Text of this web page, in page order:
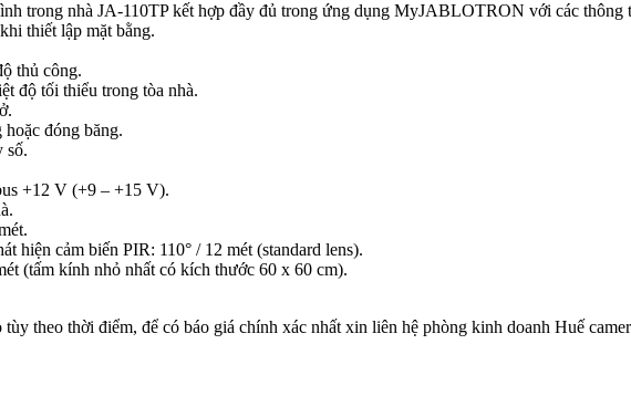
trong nhà JA-110TP kết hợp đầy đủ trong ứng dụng MyJABLOTRON với các
thiết lập mặt bằng.
thủ công.
độ tối thiểu trong tòa nhà.
đóng băng.
số.
+12 V (+9 – +15 V).
hiện cảm biến PIR: 110° / 12 mét (standard lens).
(tấm kính nhỏ nhất có kích thước 60 x 60 cm).
theo thời điểm, để có báo giá chính xác nhất xin liên hệ phòng kinh doanh Huế